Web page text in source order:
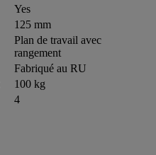
Yes
125 mm
Plan de travail avec
rangement
Fabriqué au RU
100 kg
4